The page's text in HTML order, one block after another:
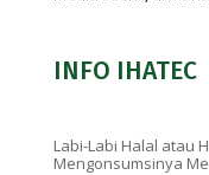
INFO IHATEC
Labi-Labi Halal atau
Mengonsumsinya